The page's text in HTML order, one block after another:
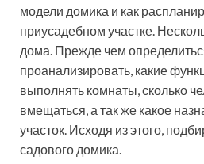
модели домика и как
приусадебном участке.
дома. Прежде чем
проанализировать, какие
выполнять комнаты, сколько
вмещаться, а так же какое
участок. Исходя из этого,
садового домика.